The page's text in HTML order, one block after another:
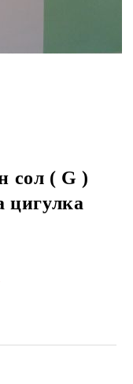
сол ( G )
цигулка